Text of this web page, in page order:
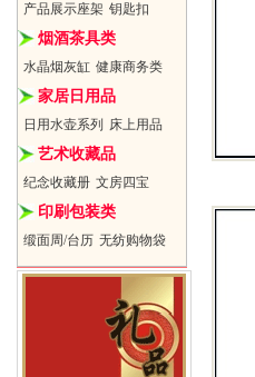
产品展示座架 钥匙扣
烟酒茶具类
水晶烟灰缸 健康商务类
家居日用品
日用水壶系列 床上用品
艺术收藏品
纪念收藏册 文房四宝
印刷包装类
缎面周/台历 无纺购物袋